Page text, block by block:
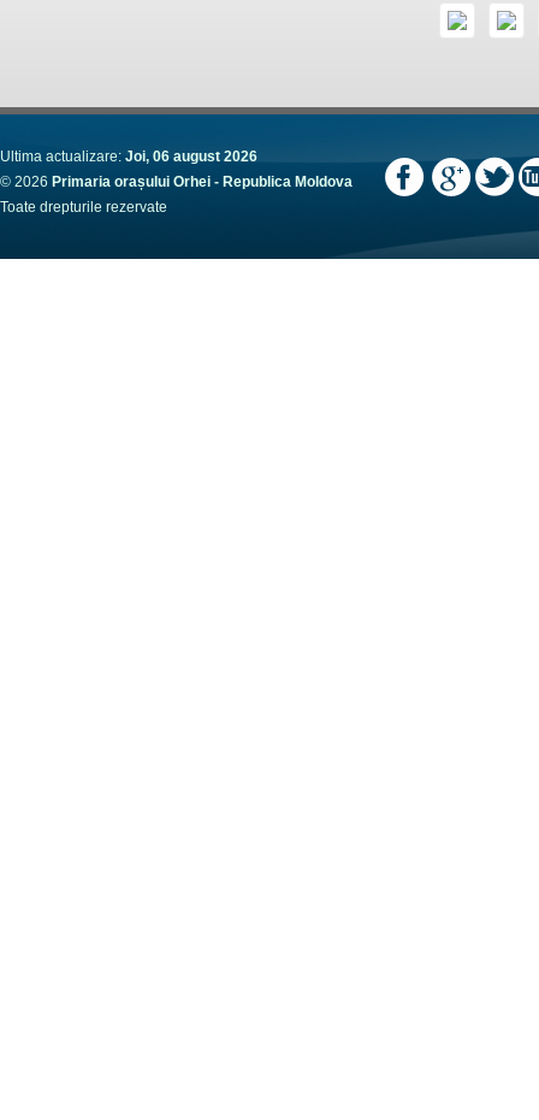
Ultima actualizare: Joi, 06 august 2026
© 2026 Primaria orașului Orhei - Republica Moldova
Toate drepturile rezervate